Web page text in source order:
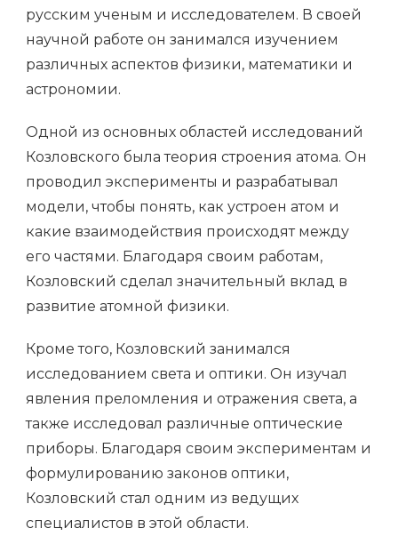
русским ученым и исследователем. В своей
научной работе он занимался изучением
различных аспектов физики, математики и
астрономии.
Одной из основных областей исследований
Козловского была теория строения атома. Он
проводил эксперименты и разрабатывал
модели, чтобы понять, как устроен атом и
какие взаимодействия происходят между
его частями. Благодаря своим работам,
Козловский сделал значительный вклад в
развитие атомной физики.
Кроме того, Козловский занимался
исследованием света и оптики. Он изучал
явления преломления и отражения света, а
также исследовал различные оптические
приборы. Благодаря своим экспериментам и
формулированию законов оптики,
Козловский стал одним из ведущих
специалистов в этой области.